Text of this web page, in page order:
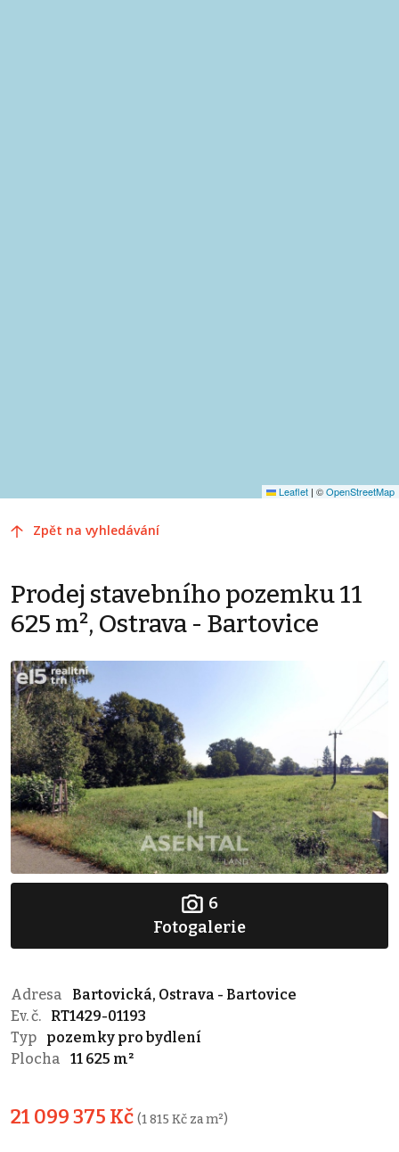
Leaflet | ©OpenStreetMap
Zpět na vyhledávání
Prodej stavebního pozemku 11
625 m², Ostrava - Bartovice
6
Fotogalerie
Adresa
Bartovická, Ostrava - Bartovice
Ev. č.
RT1429-01193
Typ
pozemky pro bydlení
Plocha
11 625 m²
21 099 375 Kč (1 815 Kč za m²)